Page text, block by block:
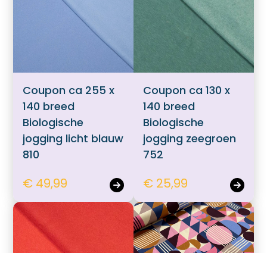
Coupon ca 255 x
140 breed
Biologische
jogging licht blauw
810
€ 49,99
Coupon ca 130 x
140 breed
Biologische
jogging zeegroen
752
€ 25,99